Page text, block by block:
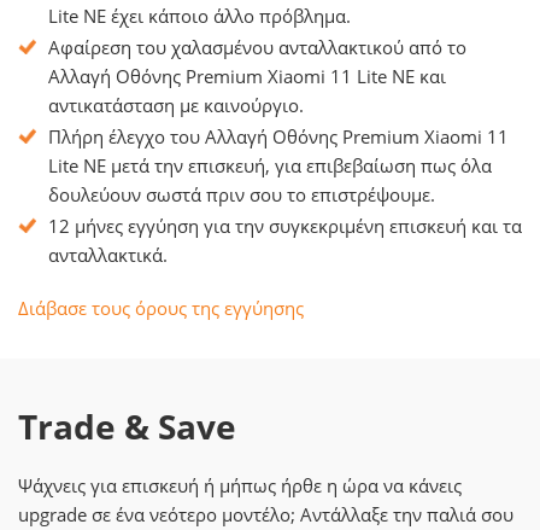
Lite NE έχει κάποιο άλλο πρόβλημα.
Αφαίρεση του χαλασμένου ανταλλακτικού από το
Αλλαγή Οθόνης Premium Xiaomi 11 Lite NE και
αντικατάσταση με καινούργιο.
Πλήρη έλεγχο του Αλλαγή Οθόνης Premium Xiaomi 11
Lite NE μετά την επισκευή, για επιβεβαίωση πως όλα
δουλεύουν σωστά πριν σου το επιστρέψουμε.
12 μήνες εγγύηση για την συγκεκριμένη επισκευή και τα
ανταλλακτικά.
Διάβασε τους όρους της εγγύησης
Trade & Save
Ψάχνεις για επισκευή ή μήπως ήρθε η ώρα να κάνεις
upgrade σε ένα νεότερο μοντέλο; Αντάλλαξε την παλιά σου